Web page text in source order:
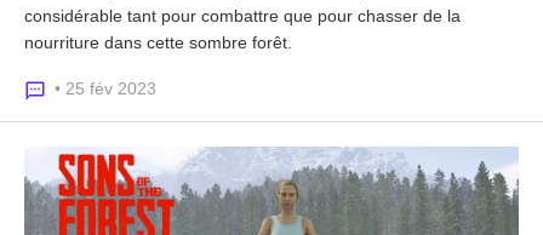
considérable tant pour combattre que pour chasser de la
nourriture dans cette sombre forêt.
• 25 fév 2023